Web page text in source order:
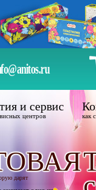
и сервис
центров как
дарят